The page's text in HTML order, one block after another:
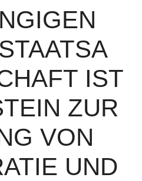
IST
ZUR
VON
UND